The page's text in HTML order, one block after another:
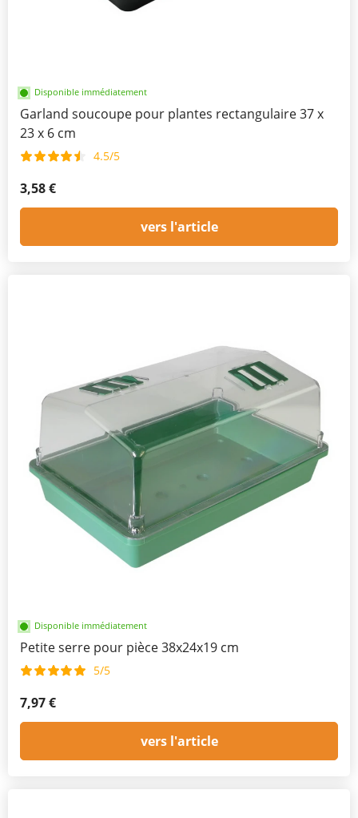
Disponible immédiatement
Garland soucoupe pour plantes rectangulaire 37 x
23 x 6 cm
4.5/5
3,58 €
vers l'article
Disponible immédiatement
Petite serre pour pièce 38x24x19 cm
5/5
7,97 €
vers l'article